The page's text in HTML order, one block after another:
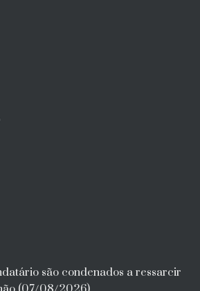
são condenados a ressarcir